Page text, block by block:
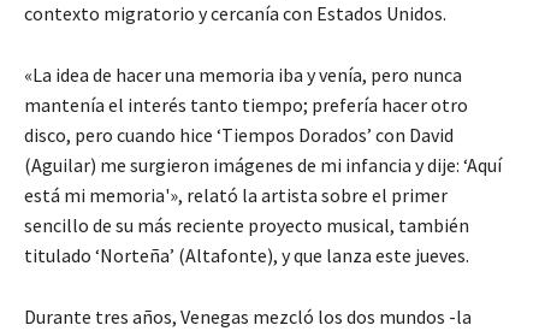
contexto migratorio y cercanía con Estados Unidos.
«La idea de hacer una memoria iba y venía, pero nunca
mantenía el interés tanto tiempo; prefería hacer otro
disco, pero cuando hice ‘Tiempos Dorados’ con David
(Aguilar) me surgieron imágenes de mi infancia y dije: ‘Aquí
está mi memoria'», relató la artista sobre el primer
sencillo de su más reciente proyecto musical, también
titulado ‘Norteña’ (Altafonte), y que lanza este jueves.
Durante tres años, Venegas mezcló los dos mundos -la